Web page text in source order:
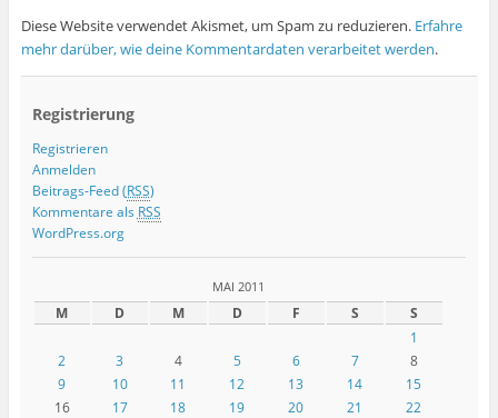
Diese Website verwendet Akismet, um Spam zu reduzieren. Erfahre
mehr darüber, wie deine Kommentardaten verarbeitet werden.
Registrierung
Registrieren
Anmelden
Beitrags-Feed (RSS)
Kommentare als RSS
WordPress.org
MAI 2011
M D M D F S S
1
2
3 4 5 6 7
8
9
10 11 12 13 14
15
16
17 18 19 20 21
22